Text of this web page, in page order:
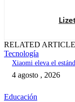
RELATED
Tecnología
Xiaomi eleva el
4 agosto , 2026
Educación